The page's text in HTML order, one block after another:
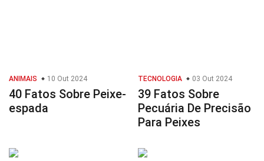
ANIMAIS 10 Out 2024
40 Fatos Sobre Peixe-
espada
TECNOLOGIA 03 Out 2024
39 Fatos Sobre
Pecuária De Precisão
Para Peixes